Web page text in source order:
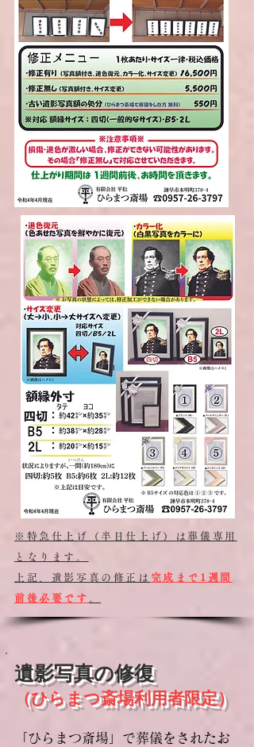
※特急仕上げ（半日仕上げ）は葬儀専用
となります。
上記、遺影写真の修正は 完成まで1週間
前後必要です 。
遺影写真の修復
（ひらまつ斎場利用者限定）
「ひらまつ斎場」で葬儀をされたお